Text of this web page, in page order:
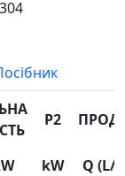
P2
kW
Q (L/